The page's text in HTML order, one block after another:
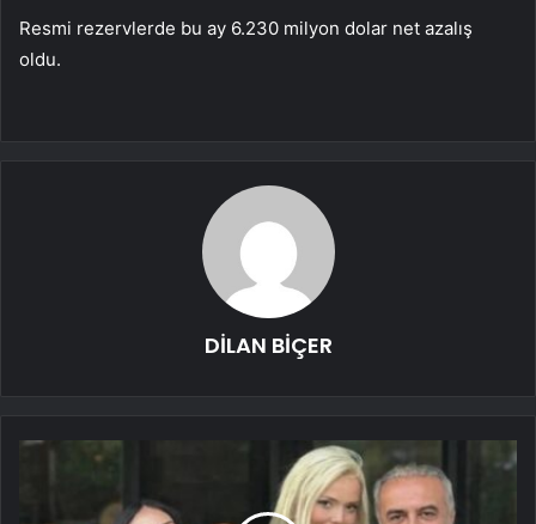
Resmi rezervlerde bu ay 6.230 milyon dolar net azalış
oldu.
DİLAN BİÇER